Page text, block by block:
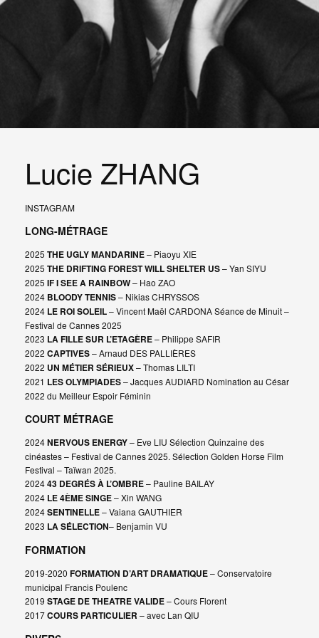
Lucie ZHANG
INSTAGRAM
LONG-MÉTRAGE
2025 THE UGLY MANDARINE– Piaoyu XIE
2025 THE DRIFTING FOREST WILL SHELTER US– Yan SIYU
2025 IF I SEE A RAINBOW– Hao ZAO
2024 BLOODY TENNIS– Nikias CHRYSSOS
2024 LE ROI SOLEIL– Vincent Maël CARDONA Séance de Minuit –
Festival de Cannes 2025
2023 LA FILLE SUR L’ETAGÈRE– Philippe SAFIR
2022 CAPTIVES– Arnaud DES PALLIÈRES
2022 UN MÉTIER SÉRIEUX– Thomas LILTI
2021 LES OLYMPIADES– Jacques AUDIARD Nomination au César
2022 du Meilleur Espoir Féminin
COURT MÉTRAGE
2024NERVOUS ENERGY– Eve LIU Sélection Quinzaine des
cinéastes – Festival de Cannes 2025. Sélection Golden Horse Film
Festival – Taïwan 2025.
202443 DEGRÉS À L’OMBRE– Pauline BAILAY
2024 LE 4ÈME SINGE– Xin WANG
2024SENTINELLE– Vaiana GAUTHIER
2023 LA SÉLECTION– Benjamin VU
FORMATION
2019-2020 FORMATION D’ART DRAMATIQUE– Conservatoire
municipal Francis Poulenc
2019 STAGE DE THEATRE VALIDE– Cours Florent
2017COURS PARTICULIER – avec Lan QIU